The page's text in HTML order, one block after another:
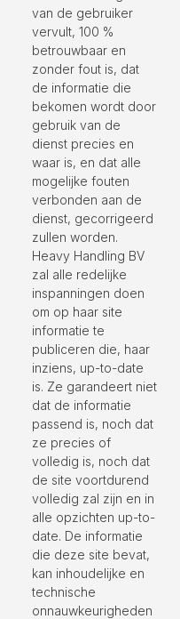
van de gebruiker
vervult, 100 %
betrouwbaar en
zonder fout is, dat
de informatie die
bekomen wordt door
gebruik van de
dienst precies en
waar is, en dat alle
mogelijke fouten
verbonden aan de
dienst, gecorrigeerd
zullen worden.
Heavy Handling BV
zal alle redelijke
inspanningen doen
om op haar site
informatie te
publiceren die, haar
inziens, up-to-date
is. Ze garandeert niet
dat de informatie
passend is, noch dat
ze precies of
volledig is, noch dat
de site voortdurend
volledig zal zijn en in
alle opzichten up-to-
date. De informatie
die deze site bevat,
kan inhoudelijke en
technische
onnauwkeurigheden